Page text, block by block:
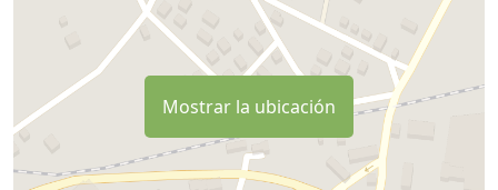
Mostrar la ubicación